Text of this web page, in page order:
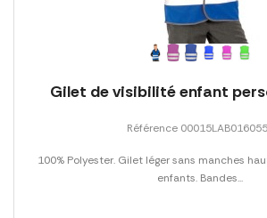
Gilet de visibilité enfant
Référence
100% Polyester. Gilet léger sans manches
enfants. Bandes...